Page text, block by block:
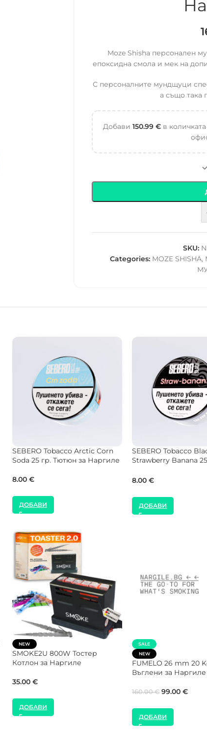
Moze Shisha персонален
епоксидна смола и мек на
С персоналните мундщуци
а също така
Добави 150.99 €в
SKU:
Categories: MOZE SHISHA,
Jibiar Tobacco Ice Strawberry
Raspberry 50 гр. Тютюн за
13.30€
ДОБАВИ
Al Fakher Tobacco
35 гр. Тютюн за
9.70€
ДОБАВИ
NEW
SMOKE2U 1000W Котлон за
Наргиле
24.00€
ДОБАВИ
SALE
CROWN Max Flow 26
Кутия Въглени за
ДОБАВИ